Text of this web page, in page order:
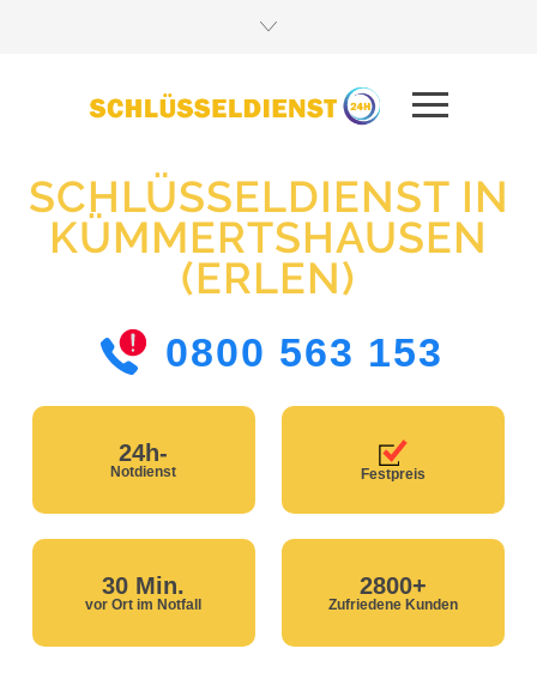
SCHLÜSSELDIENST IN
KÜMMERTSHAUSEN
(ERLEN)
0800 563 153
24h-
Notdienst Festpreis
30 Min.
vor Ort im Notfall
2800+
Zufriedene Kunden